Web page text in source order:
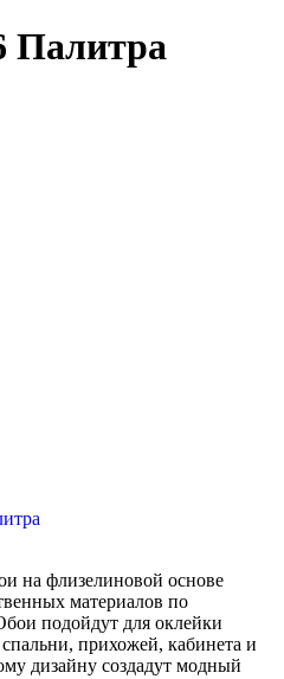
Палитра
на флизелиновой основе
материалов по
подойдут для оклейки
прихожей, кабинета и
дизайну создадут модный